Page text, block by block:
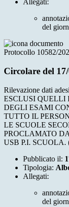
Allegati:
del
Protocollo 10582/
Circolare del
Rilevazione dati
ESCLUSI QUELLI
DEGLI ESAMI
TUTTO IL
LE SCUOLE
PROCLAMATO
USB P.I. SCUOLA.
Pubblicato il:
Tipologia:
Allegati:
del